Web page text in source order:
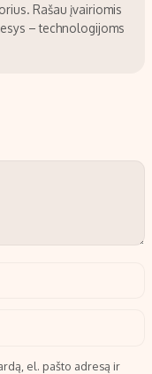
Rašau įvairiomis
– technologijoms
el. pašto adresą ir